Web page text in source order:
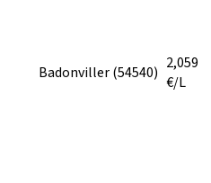
Badonviller(54540) 2,059
€/L